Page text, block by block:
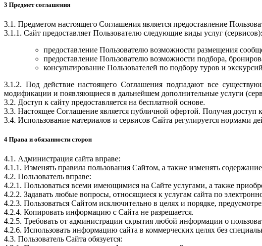
3 Предмет соглашения
3.1. Предметом настоящего Соглашения является предоставление
3.1.1. Сайт предоставляет Пользователю следующие виды услуг (сервисов):
предоставление Пользователю возможности размещения
предоставление Пользователю возможности подбора,
консультирование Пользователей по подбору туров и
3.1.2. Под действие настоящего Соглашения подпадают все
модификации и появляющиеся в дальнейшем дополнительные услуги
3.2. Доступ к сайту предоставляется на бесплатной основе.
3.3. Настоящее Соглашение является публичной офертой. Получая
3.4. Использование материалов и сервисов Сайта регулируется нормами
4 Права и обязанности сторон
4.1. Администрация сайта вправе:
4.1.1. Изменять правила пользования Сайтом, а также изменять
4.2. Пользователь вправе:
4.2.1. Пользоваться всеми имеющимися на Сайте услугами, а также
4.2.2. Задавать любые вопросы, относящиеся к услугам сайта по
4.2.3. Пользоваться Сайтом исключительно в целях и порядке,
4.2.4. Копировать информацию с Сайта не разрешается.
4.2.5. Требовать от администрации скрытия любой информации о
4.2.6. Использовать информацию сайта в коммерческих целях без
4.3. Пользователь Сайта обязуется: